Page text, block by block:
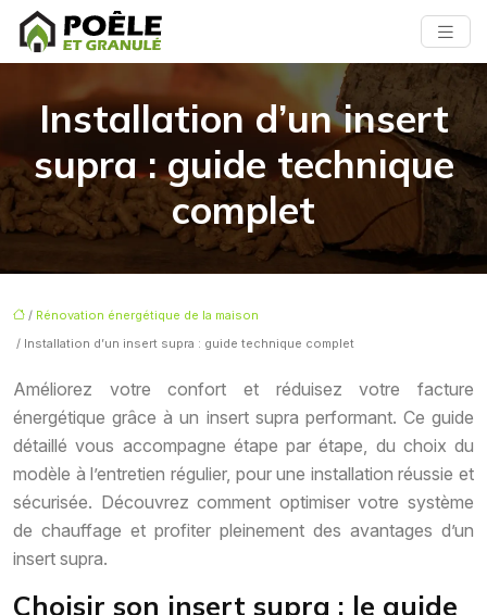
Installation d’un insert
supra : guide technique
complet
/ Rénovation énergétique de la maison
/ Installation d’un insert supra : guide technique complet
Améliorez votre confort et réduisez votre facture
énergétique grâce à un insert supra performant. Ce guide
détaillé vous accompagne étape par étape, du choix du
modèle à l’entretien régulier, pour une installation réussie et
sécurisée. Découvrez comment optimiser votre système
de chauffage et profiter pleinement des avantages d’un
insert supra.
Choisir son insert supra : le guide